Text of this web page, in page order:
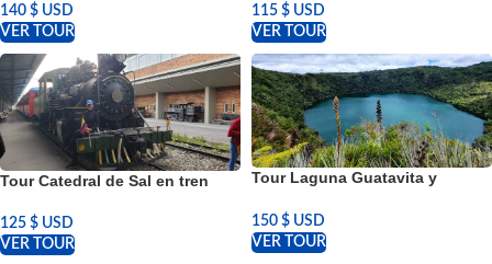
140 $ USD
VER TOUR
115 $ USD
VER TOUR
Tour Catedral de Sal en tren
125 $ USD
VER TOUR
Tour Laguna Guatavita y
150 $ USD
VER TOUR